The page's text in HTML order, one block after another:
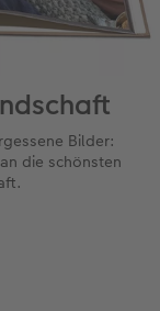
Bilder:
die schönsten